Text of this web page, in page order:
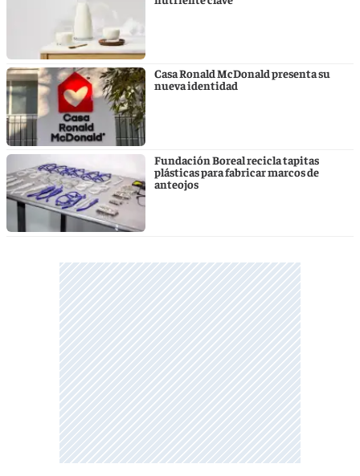
Casa Ronald McDonald presenta su
nueva identidad
Fundación Boreal recicla tapitas
plásticas para fabricar marcos de
anteojos